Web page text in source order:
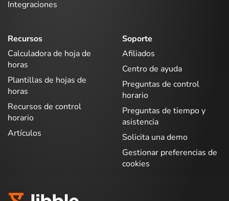
Integraciones
Recursos
Calculadora de hoja de
horas
Plantillas de hojas de
horas
Recursos de control
horario
Artículos
Soporte
Afiliados
Centro de ayuda
Preguntas de control
horario
Preguntas de tiempo y
asistencia
Solicita una demo
Gestionar preferencias de
cookies